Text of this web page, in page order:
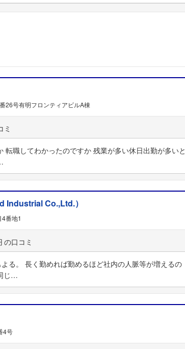
26号有明フロンティアビルA棟
転職してわかったのですか 残業が多い休日出勤が多いと
Industrial Co.,Ltd.）
番地1
る。 長く勤めれば勤めるほど社内の人脈等が増えるの
じ…
4号